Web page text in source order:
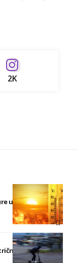
2K
u BiH i do 41
romobila u